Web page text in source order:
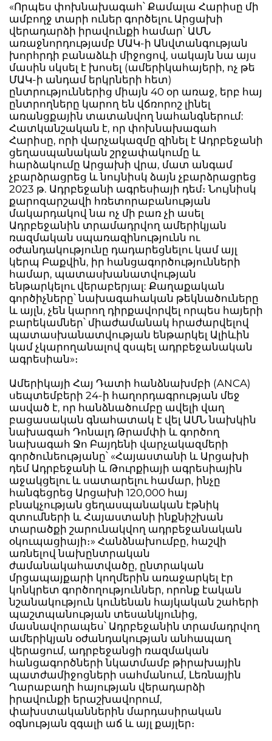
«Որպես փոխնախագահ՝ Քամալա Հարիսը մի
ամբողջ տարի ուներ գործելու Արցախի
վերադարձի իրավունքի համար՝ ԱՄՆ
առաջնորդությամբ ՄԱԿ-ի Անվտանգության
խորհրդի բանաձևի միջոցով, սակայն նա այս
մասին սկսել է խոսել (ամերիկահայերի, ոչ թե
ՄԱԿ-ի անդամ երկրների հետ)
ընտրություններից միայն 40 օր առաջ, երբ հայ
ընտրողները կարող են վճռորոշ լինել
առանցքային տատանվող նահանգներում:
Հատկանշական է, որ փոխնախագահ
Հարիսը, որի վարչակազմը զինել է Ադրբեջանի
ցեղասպանական շրջափակումը և
հարձակումը Արցախի վրա, մատ անգամ
չբարձրացրեց և նույնիսկ ձայն չբարձրացրեց
2023 թ. Ադրբեջանի ագրեսիայի դեմ։ Նույնիսկ
քարոզարշավի հռետորաբանության
մակարդակով նա ոչ մի բառ չի ասել
Ադրբեջանին տրամադրվող ամերիկյան
ռազմական սպառազինությունն ու
օժանդակությունը դադարեցնելու կամ այլ
կերպ Բաքվին, իր հանցագործությունների
համար, պատասխանատվության
ենթարկելու վերաբերյալ: Քաղաքական
գործիչները՝ նախագահական թեկնածուները
և այլն, չեն կարող դիրքավորվել որպես հայերի
բարեկամներ՝ միաժամանակ հրաժարվելով
պատասխանատվության ենթարկել Ալիևին
կամ չկարողանալով զսպել ադրբեջանական
ագրեսիան»։
Ամերիկայի Հայ Դատի հանձնախմբի (ANCA)
սեպտեմբերի 24-ի հաղորդագրության մեջ
ասված է, որ հանձնածումբը ավելի վաղ
բացասական գնահատակ է վել ԱՄՆ նախկին
նախագահ Դոնալդ Թրամփի և գործող
նախագահ Ջո Բայդենի վարչակազմերի
գործունեությանը՝ «Հայաստանի և Արցախի
դեմ Ադրբեջանի և Թուրքիայի ագրեսիային
աջակցելու և սատարելու համար, ինչը
հանգեցրեց Արցախի 120,000 հայ
բնակչության ցեղասպանական էթնիկ
զտումների և Հայաստանի ինքնիշխան
տարածքի շարունակվող ադրբեջանական
օկուպացիայի։» Հանձնախումբը, հաշվի
առնելով նախընտրական
ժամանակահատվածը, ընտրական
մրցապայքարի կողմերին առաջարկել էր
կոնկրետ գործողություններ, որոնք էական
նշանակություն կունենան հայկական շահերի
պաշտպանության տեսանկյունից,
մասնավորապես՝ Ադրբեջանին տրամադրվող
ամերիկյան օժանդակության անհապաղ
վերացում, ադրբեջանցի ռազմական
հանցագործների նկատմամբ թիրախային
պատժամիջոցների սահմանում, Լեռնային
Ղարաբաղի հայության վերադարձի
իրավունքի երաշխավորում,
փախստականներին մարդասիրական
օգնության զգալի աճ և այլ քայլեր։